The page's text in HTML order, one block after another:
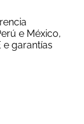
e México,
garantías